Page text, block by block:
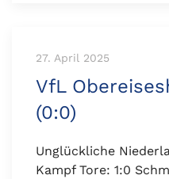
27. April 2025
VfL
(0:0)
Unglückliche
Kampf Tore: 1:0